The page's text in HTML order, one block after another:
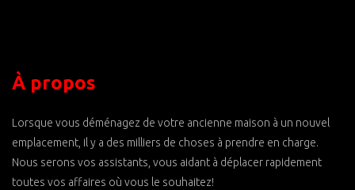
À propos
Lorsque vous déménagez de votre ancienne maison à un nouvel
emplacement, il y a des milliers de choses à prendre en charge.
Nous serons vos assistants, vous aidant à déplacer rapidement
toutes vos affaires où vous le souhaitez!